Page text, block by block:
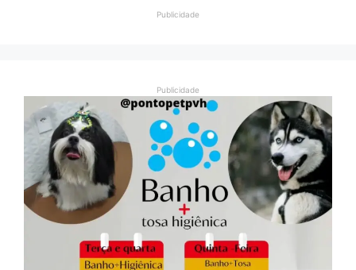
Publicidade
Publicidade